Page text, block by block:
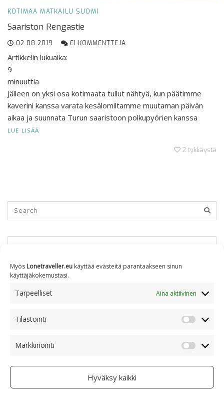
Myös Lonetraveller.eu käyttää evästeitä parantaakseen sinun
käyttäjäkokemustasi.
Tarpeelliset Aina aktiivinen
Tilastointi
Markkinointi
Hyväksy kaikki
KOTIMAA MATKAILU SUOMI
Saariston Rengastie
02.08.2019 EI KOMMENTTEJA
Artikkelin lukuaika:
9
minuuttia
Jälleen on yksi osa kotimaata tullut nähtyä, kun päätimme
kaverini kanssa varata kesälomiltamme muutaman päivän
aikaa ja suunnata Turun saaristoon polkupyörien kanssa
LUE LISÄÄ
2 tykkäystä
Kuukausittain
Aiheittain